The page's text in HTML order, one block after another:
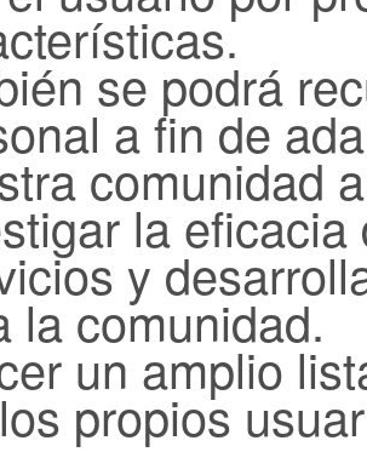
se podrá
a fin de
comunidad
la
y
la comunidad.
un amplio
propios